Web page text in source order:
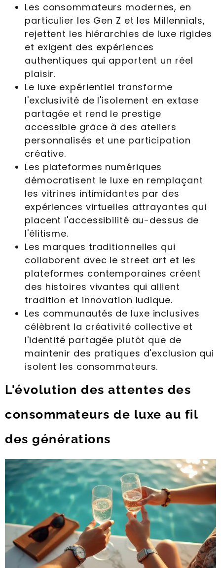
Les consommateurs modernes, en
particulier les Gen Z et les Millennials,
rejettent les hiérarchies de luxe rigides
et exigent des expériences
authentiques qui apportent un réel
plaisir.
Le luxe expérientiel transforme
l'exclusivité de l'isolement en extase
partagée et rend le prestige
accessible grâce à des ateliers
personnalisés et une participation
créative.
Les plateformes numériques
démocratisent le luxe en remplaçant
les vitrines intimidantes par des
expériences virtuelles attrayantes qui
placent l'accessibilité au-dessus de
l'élitisme.
Les marques traditionnelles qui
collaborent avec le street art et les
plateformes contemporaines créent
des histoires vivantes qui allient
tradition et innovation ludique.
Les communautés de luxe inclusives
célèbrent la créativité collective et
l'identité partagée plutôt que de
maintenir des pratiques d'exclusion qui
isolent les consommateurs.
L'évolution des attentes des
consommateurs de luxe au fil
des générations